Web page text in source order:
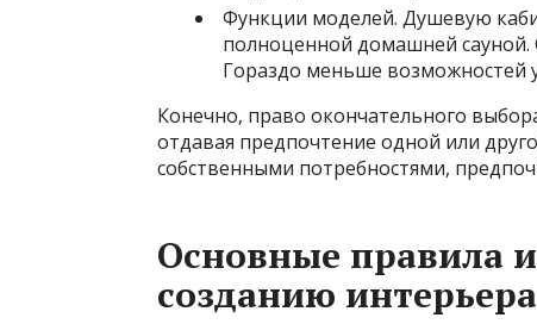
Функции моделей. Душевую
полноценной домашней
Гораздо меньше возможностей
Конечно, право окончательного
отдавая предпочтение одной или
собственными потребностями,
Основные правила
созданию интерьера